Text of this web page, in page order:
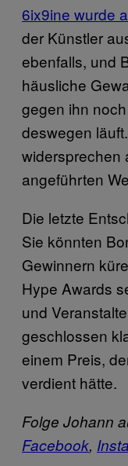
6ix9ine wurde
der Künstler
ebenfalls, und
häusliche
gegen ihn
deswegen
widersprechen
angeführten
Die letzte
Sie könnten
Gewinnern
Hype Awards
und
geschlossen
einem Preis,
verdient hätte.
Folge Johann
Facebook,